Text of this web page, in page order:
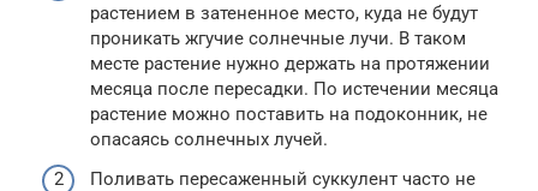
растением в затененное место, куда не будут
проникать жгучие солнечные лучи. В таком
месте растение нужно держать на протяжении
месяца после пересадки. По истечении месяца
растение можно поставить на подоконник, не
опасаясь солнечных лучей.
Поливать пересаженный суккулент часто не